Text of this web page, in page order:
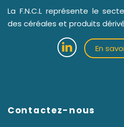
La F.N.C.L représente le
des céréales et produits
En
Contactez-nous